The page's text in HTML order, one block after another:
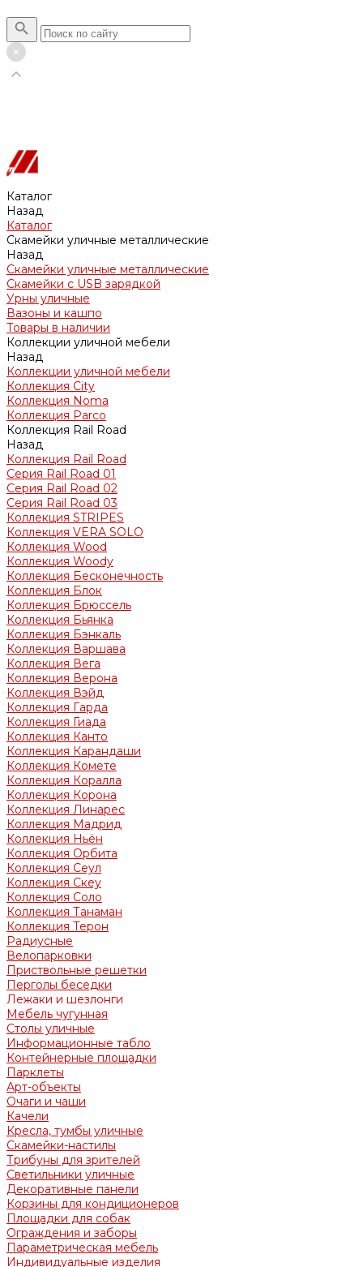
Каталог
Назад
Каталог
Скамейки уличные металлические
Назад
Скамейки уличные металлические
Скамейки с USB зарядкой
Урны уличные
Вазоны и кашпо
Товары в наличии
Коллекции уличной мебели
Назад
Коллекции уличной мебели
Коллекция City
Коллекция Noma
Коллекция Parco
Коллекция Rail Road
Назад
Коллекция Rail Road
Серия Rail Road 01
Серия Rail Road 02
Серия Rail Road 03
Коллекция STRIPES
Коллекция VERA SOLO
Коллекция Wood
Коллекция Woody
Коллекция Бесконечность
Коллекция Блок
Коллекция Брюссель
Коллекция Бьянка
Коллекция Бэнкаль
Коллекция Варшава
Коллекция Вега
Коллекция Верона
Коллекция Вэйд
Коллекция Гарда
Коллекция Гиада
Коллекция Канто
Коллекция Карандаши
Коллекция Комете
Коллекция Коралла
Коллекция Корона
Коллекция Линарес
Коллекция Мадрид
Коллекция Ньён
Коллекция Орбита
Коллекция Сеул
Коллекция Скеу
Коллекция Соло
Коллекция Танаман
Коллекция Терон
Радиусные
Велопарковки
Приствольные решетки
Перголы беседки
Лежаки и шезлонги
Мебель чугунная
Столы уличные
Информационные табло
Контейнерные площадки
Парклеты
Арт-объекты
Очаги и чаши
Качели
Кресла, тумбы уличные
Скамейки-настилы
Трибуны для зрителей
Светильники уличные
Декоративные панели
Корзины для кондиционеров
Площадки для собак
Ограждения и заборы
Параметрическая мебель
Индивидуальные изделия